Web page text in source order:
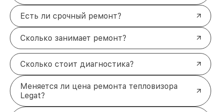
Есть ли срочный ремонт?
Сколько занимает ремонт?
Сколько стоит диагностика?
Меняется ли цена ремонта тепловизора
Legat?